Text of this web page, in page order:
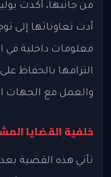
من جانبها، أكدت
أدت تعاوناتها إلى
معلومات داخلية في
التزامها بالحفاظ
والعمل مع الجهات
خلفية القضايا
تأتي هذه القضية